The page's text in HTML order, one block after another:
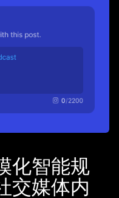
化智能规
交媒体内